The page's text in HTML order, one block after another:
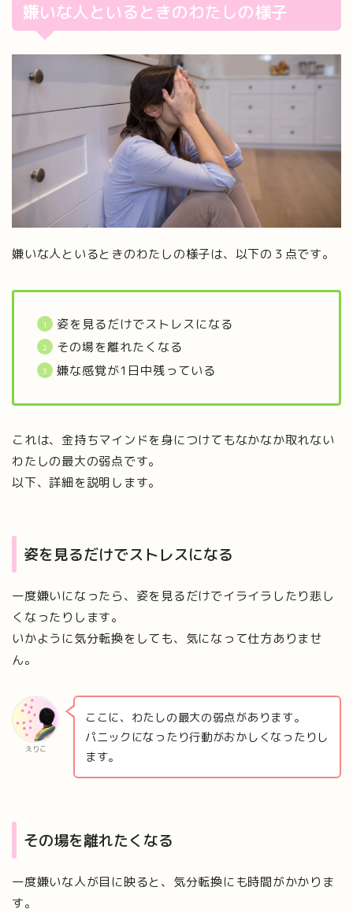
嫌いな人といるときのわたしの様子
嫌いな人といるときのわたしの様子は、以下の３点です。
姿を見るだけでストレスになる
その場を離れたくなる
嫌な感覚が1日中残っている
これは、金持ちマインドを身につけてもなかなか取れない
わたしの最大の弱点です。
以下、詳細を説明します。
姿を見るだけでストレスになる
一度嫌いになったら、姿を見るだけでイライラしたり悲し
くなったりします。
いかように気分転換をしても、気になって仕方ありませ
ん。
えりこ
ここに、わたしの最大の弱点があります。
パニックになったり行動がおかしくなったりし
ます。
その場を離れたくなる
一度嫌いな人が目に映ると、気分転換にも時間がかかりま
す。